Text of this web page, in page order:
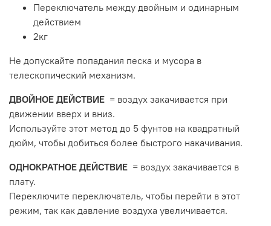
Переключатель между двойным и одинарным
действием
2кг
Не допускайте попадания песка и мусора в
телескопический механизм.
ДВОЙНОЕ ДЕЙСТВИЕ = воздух закачивается при
движении вверх и вниз.
Используйте этот метод до 5 фунтов на квадратный
дюйм, чтобы добиться более быстрого накачивания.
ОДНОКРАТНОЕ ДЕЙСТВИЕ = воздух закачивается в
плату.
Переключите переключатель, чтобы перейти в этот
режим, так как давление воздуха увеличивается.